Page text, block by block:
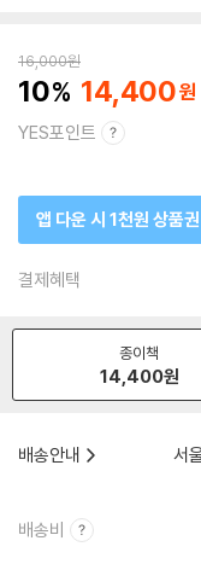
16,000원
10 14,400
YES포인트
앱 다운 시 1천원 상품권
결제혜택
종이책
14,400원
배송안내
서
배송비